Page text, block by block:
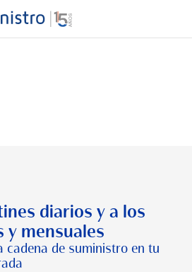
INTERMODAL PROTAGONISTAS
diarios y a los
y mensuales
cadena de suministro en tu